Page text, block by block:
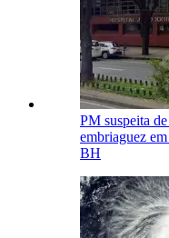
PM suspeita
embriaguez
BH